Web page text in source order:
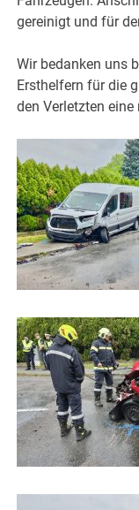
gereinigt und für
Wir bedanken uns
Ersthelfern für die
den Verletzten eine